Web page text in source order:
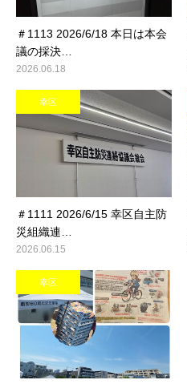
＃1113 2026/6/18 本日は本会
議の採決…
2026.06.18
幸区
＃1111 2026/6/15 幸区自主防
災組織連…
2026.06.15
幸区